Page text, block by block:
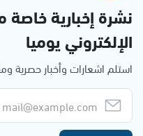
نشرة إخبارية خاصة
الإلكتروني يوميا
استلم اشعارات وأخبار حصرية